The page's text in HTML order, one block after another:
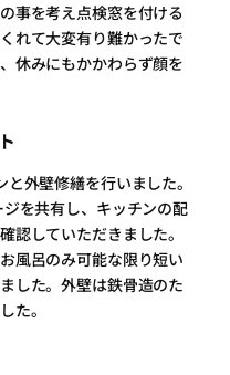
事を考え点検窓を付ける
れて大変有り難かったで
休みにもかかわらず顔を
外壁修繕を行いました。
を共有し、キッチンの配
認していただきました。
風呂のみ可能な限り短い
した。外壁は鉄骨造のた
た。